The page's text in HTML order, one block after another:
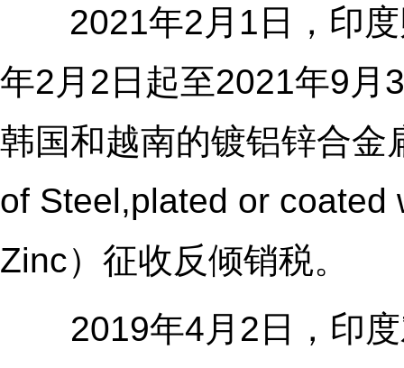
2021年2月1日，印度
年2月2日起至2021年9月
韩国和越南的镀铝锌合
of Steel,plated or coated
Zinc）征收反倾销税。
2019年4月2日，印度